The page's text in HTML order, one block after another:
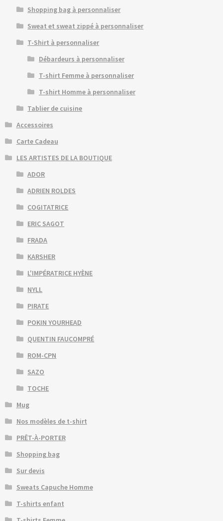
Shopping bag à personnaliser
Sweat et sweat zippé à personnaliser
T-Shirt à personnaliser
Débardeurs à personnaliser
T-shirt Femme à personnaliser
T-shirt Homme à personnaliser
Tablier de cuisine
Accessoires
Carte Cadeau
LES ARTISTES DE LA BOUTIQUE
ADOR
ADRIEN ROLDES
COGITATRICE
ERIC SAGOT
FRADA
KARSHER
L'IMPÉRATRICE HYÈNE
NYLL
PIRATE
POKIN YOURHEAD
QUENTIN FAUCOMPRÉ
ROM-CPN
SAZO
TOCHE
Mug
Nos modèles de t-shirt
PRÊT-À-PORTER
Shopping bag
Sur devis
Sweats Capuche Homme
T-shirts enfant